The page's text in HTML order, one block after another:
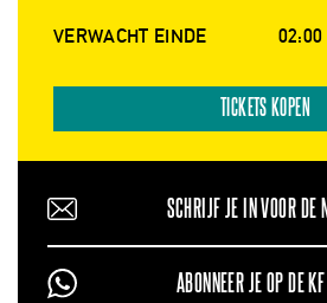
VERWACHT EINDE 02:00
TICKETS KOPEN
SCHRIJF JE IN VOOR DE
ABONNEER JE OP DE